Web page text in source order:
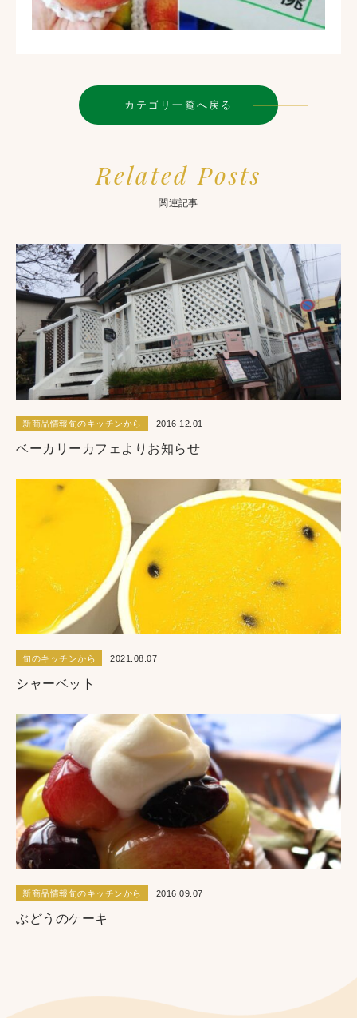
カテゴリ一覧へ戻る
Related Posts
関連記事
新商品情報旬のキッチンから 2016.12.01
ベーカリーカフェよりお知らせ
旬のキッチンから 2021.08.07
シャーベット
新商品情報旬のキッチンから 2016.09.07
ぶどうのケーキ